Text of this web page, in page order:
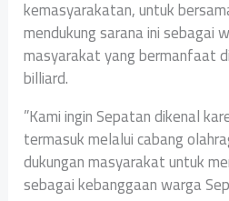
kemasyarakatan, untuk
mendukung sarana ini sebagai
masyarakat yang bermanfaat
billiard.
‎”Kami ingin Sepatan dikenal
termasuk melalui cabang
dukungan masyarakat untuk
sebagai kebanggaan warga